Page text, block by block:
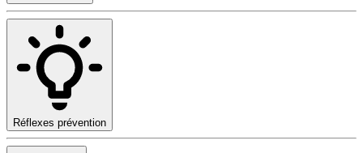
Réflexes prévention